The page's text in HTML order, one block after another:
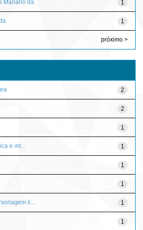
1
Mariano da
1
próximo >
2
2
1
1
e int...
1
1
1
li...
1